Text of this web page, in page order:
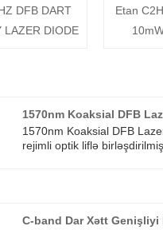
DFB DART
LAZER DIODE
Etan
1570nm Koaksial DFB
1570nm Koaksial DFB
rejimli optik liflə birləşdirilmiş
monitor fotodiod və optik
C-band Dar Xətt Genişliyi